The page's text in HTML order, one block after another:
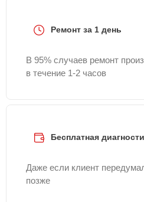
Ремонт за 1 день
В 95% случаев ремонт
в течение 1-2 часов
Бесплатная
Даже если клиент
позже